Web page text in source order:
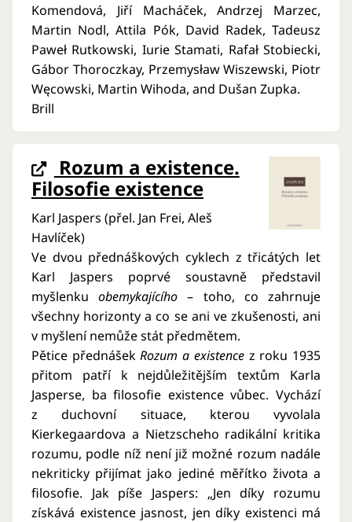
Komendová, Jiří Macháček, Andrzej Marzec,
Martin Nodl, Attila Pók, David Radek, Tadeusz
Paweł Rutkowski, Iurie Stamati, Rafał Stobiecki,
Gábor Thoroczkay, Przemysław Wiszewski, Piotr
Węcowski, Martin Wihoda, and Dušan Zupka.
Brill
Rozum a existence.
Filosofie existence
Karl Jaspers (přel. Jan Frei, Aleš
Havlíček)
Ve dvou přednáškových cyklech z třicátých let
Karl Jaspers poprvé soustavně představil
myšlenkuobemykajícího – toho, co zahrnuje
všechny horizonty a co se ani ve zkušenosti, ani
v myšlení nemůže stát předmětem.
Pětice přednášekRozum a existencez roku 1935
přitom patří k nejdůležitějším textům Karla
Jasperse, ba filosofie existence vůbec. Vychází
z duchovní situace, kterou vyvolala
Kierkegaardova a Nietzscheho radikální kritika
rozumu, podle níž není již možné rozum nadále
nekriticky přijímat jako jediné měřítko života a
filosofie. Jak píše Jaspers: „Jen díky rozumu
získává existence jasnost, jen díky existenci má